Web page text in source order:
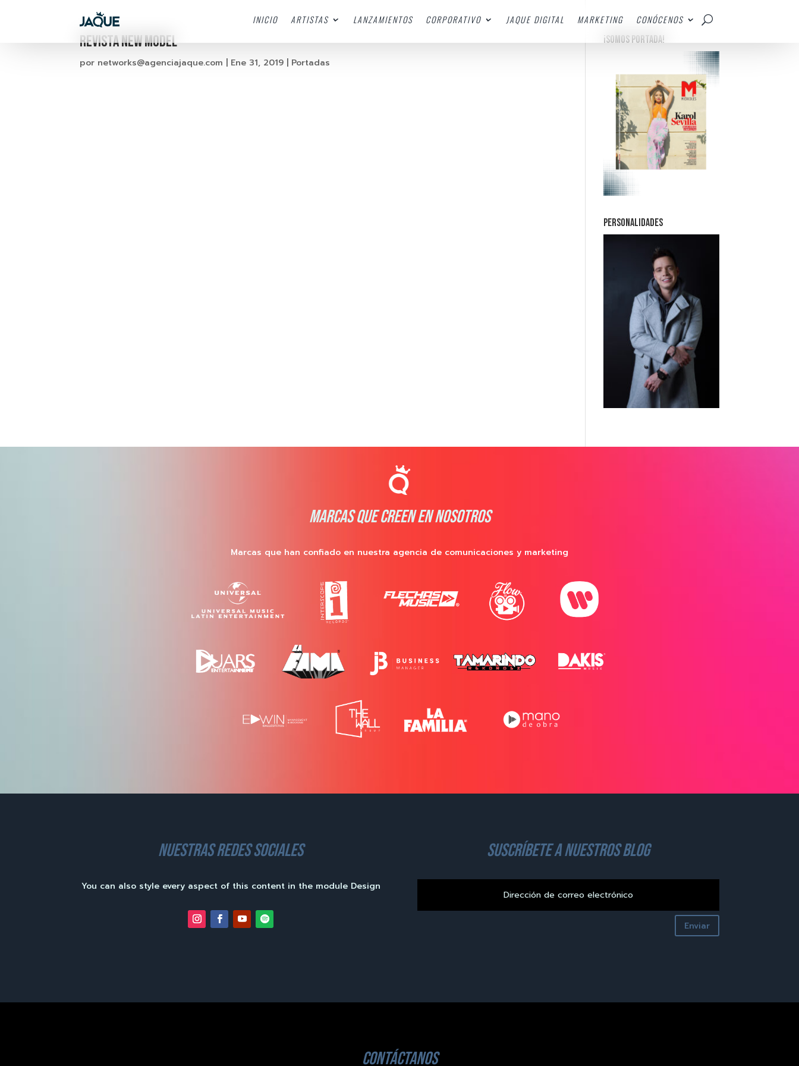
INICIO ARTISTAS LANZAMIENTOS CORPORATIVO JAQUE DIGITAL MARKETING CONÓCENOS
Revista New Model
por networks@agenciajaque.com Ene 31, 2019 Portadas
¡SOMOS PORTADA!
PERSONALIDADES
MARCAS QUE CREEN EN NOSOTROS
Marcas que han confiado en nuestra agencia de comunicaciones y marketing
nuestras redes sociales
You can also style every aspect of this content in the module Design
suscríbete a nuestros blog
Enviar
contáctanos